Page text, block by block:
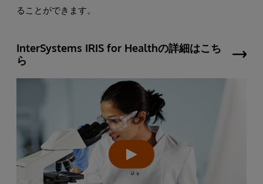
ることができます。
InterSystems IRIS for Healthの詳細はこち
ら